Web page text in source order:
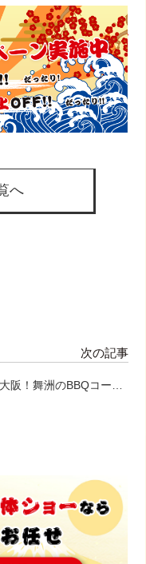
へ
次の記事
大阪！舞洲のBBQコーナ